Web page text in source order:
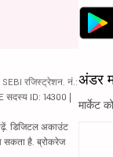
SEBI रजिस्ट्रेशन. नं.:
सदस्य ID: 14300 |
डिजिटल अकाउंट
सकता है. ब्रोकरेज
अंडर
मार्केट